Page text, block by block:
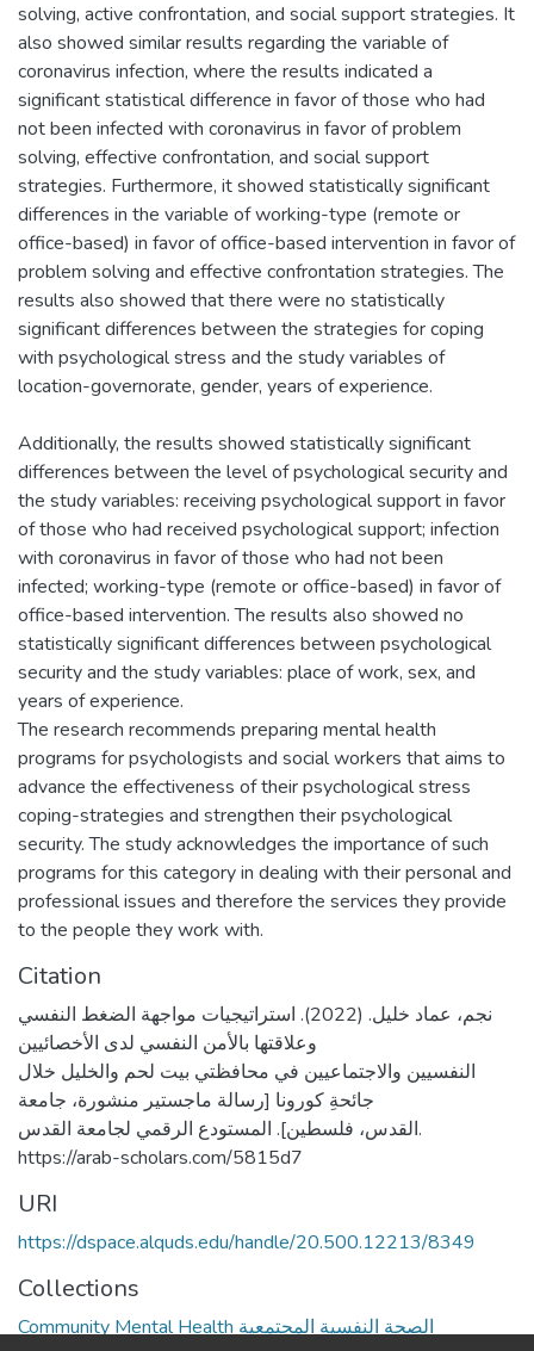
solving, active confrontation, and social support strategies. It
also showed similar results regarding the variable of
coronavirus infection, where the results indicated a
significant statistical difference in favor of those who had
not been infected with coronavirus in favor of problem
solving, effective confrontation, and social support
strategies. Furthermore, it showed statistically significant
differences in the variable of working-type (remote or
office-based) in favor of office-based intervention in favor of
problem solving and effective confrontation strategies. The
results also showed that there were no statistically
significant differences between the strategies for coping
with psychological stress and the study variables of
location-governorate, gender, years of experience.
Additionally, the results showed statistically significant
differences between the level of psychological security and
the study variables: receiving psychological support in favor
of those who had received psychological support; infection
with coronavirus in favor of those who had not been
infected; working-type (remote or office-based) in favor of
office-based intervention. The results also showed no
statistically significant differences between psychological
security and the study variables: place of work, sex, and
years of experience.
The research recommends preparing mental health
programs for psychologists and social workers that aims to
advance the effectiveness of their psychological stress
coping-strategies and strengthen their psychological
security. The study acknowledges the importance of such
programs for this category in dealing with their personal and
professional issues and therefore the services they provide
to the people they work with.
Citation
نجم، عماد خليل. (2022). استراتيجيات مواجهة الضغط النفسي
وعلاقتها بالأمن النفسي لدى الأخصائيين
النفسيين والاجتماعيين في محافظتي بيت لحم والخليل خلال
جائحةِ كورونا [رسالة ماجستير منشورة، جامعة
القدس، فلسطين]. المستودع الرقمي لجامعة القدس.
https://arab-scholars.com/5815d7
URI
https://dspace.alquds.edu/handle/20.500.12213/8349
Collections
Community Mental Health الصحة النفسية المجتمعية